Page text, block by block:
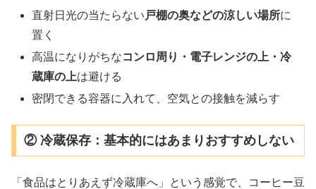
直射日光の当たらない 戸棚の奥などの涼しい場所に
置く
高温になりがちなコンロ周り・電子レンジの上・冷
蔵庫の上は避ける
密閉できる容器に入れて、空気との接触を減らす
② 冷蔵保存：基本的にはあまりおすすめしない
「食品はとりあえず冷蔵庫へ」という感覚で、コーヒー豆